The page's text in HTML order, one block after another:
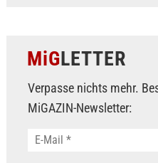
MiGLETTER
Verpasse nichts mehr.
MiGAZIN-Newsletter: